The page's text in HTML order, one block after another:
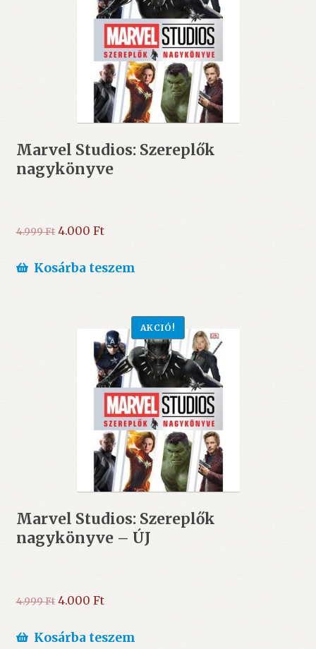
Marvel Studios: Szereplők
nagykönyve
4.999Ft Original
was:
4.000 FtCurrent
is:
Kosárba teszem
Marvel Studios: Szereplők
nagykönyve – ÚJ
AKCIÓ!
4.999Ft Original
was:
4.000 FtCurrent
is:
Kosárba teszem